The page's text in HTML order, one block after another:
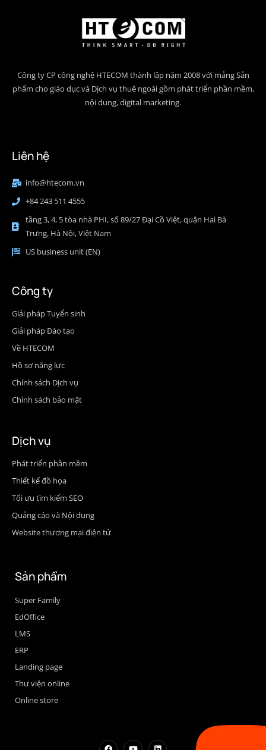
Công ty CP công nghệ HTECOM thành lập năm 2008 với mảng Sản
phẩm cho giáo dục và Dịch vụ thuê ngoài gồm phát triển phần mềm,
nội dung, digital marketing.
Liên hệ
info@htecom.vn
+84 243 511 4555
tầng 3, 4, 5 tòa nhà PHI, số 89/27 Đại Cồ Việt, quận Hai Bà
Trưng, Hà Nội, Việt Nam
US business unit (EN)
Công ty
Giải pháp Tuyển sinh
Giải pháp Đào tạo
Về HTECOM
Hồ sơ năng lực
Chính sách Dịch vụ
Chính sách bảo mật
Dịch vụ
Phát triển phần mềm
Thiết kế đồ họa
Tối ưu tìm kiếm SEO
Quảng cáo và Nội dung
Website thương mại điện tử
Sản phẩm
Super Family
EdOffice
LMS
ERP
Landing page
Thư viện online
Online store